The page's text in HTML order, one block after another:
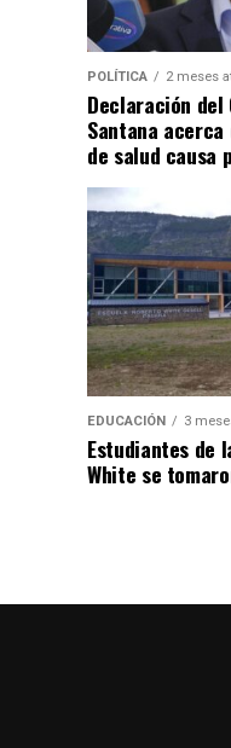
POLÍTICA 2 meses
Declaración del
Santana
de salud causa
EDUCACIÓN 3
Estudiantes de
White se